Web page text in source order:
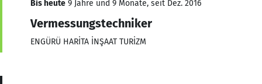
Bis heute 9 Jahre und 9 Monate, seit Dez. 2016
Vermessungstechniker
ENGÜRÜ HARİTA İNŞAAT TURİZM